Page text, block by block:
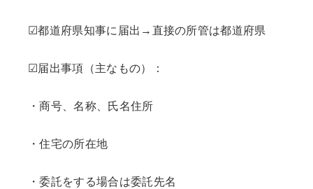
☑都道府県知事に届出→直接の所管は都道府県
☑届出事項（主なもの）：
・商号、名称、氏名住所
・住宅の所在地
・委託をする場合は委託先名